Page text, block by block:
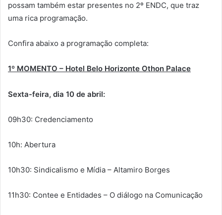
possam também estar presentes no 2º ENDC, que traz
uma rica programação.
Confira abaixo a programação completa:
1º MOMENTO – Hotel Belo Horizonte Othon Palace
Sexta-feira, dia 10 de abril:
09h30: Credenciamento
10h: Abertura
10h30: Sindicalismo e Mídia – Altamiro Borges
11h30: Contee e Entidades – O diálogo na Comunicação